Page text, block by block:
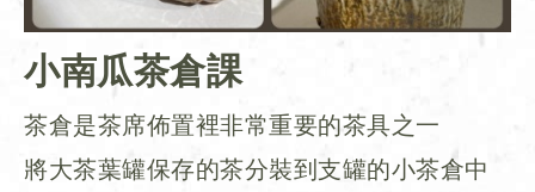
小南瓜茶倉課
茶倉是茶席佈置裡非常重要的茶具之一
將大茶葉罐保存的茶分裝到支罐的小茶倉中